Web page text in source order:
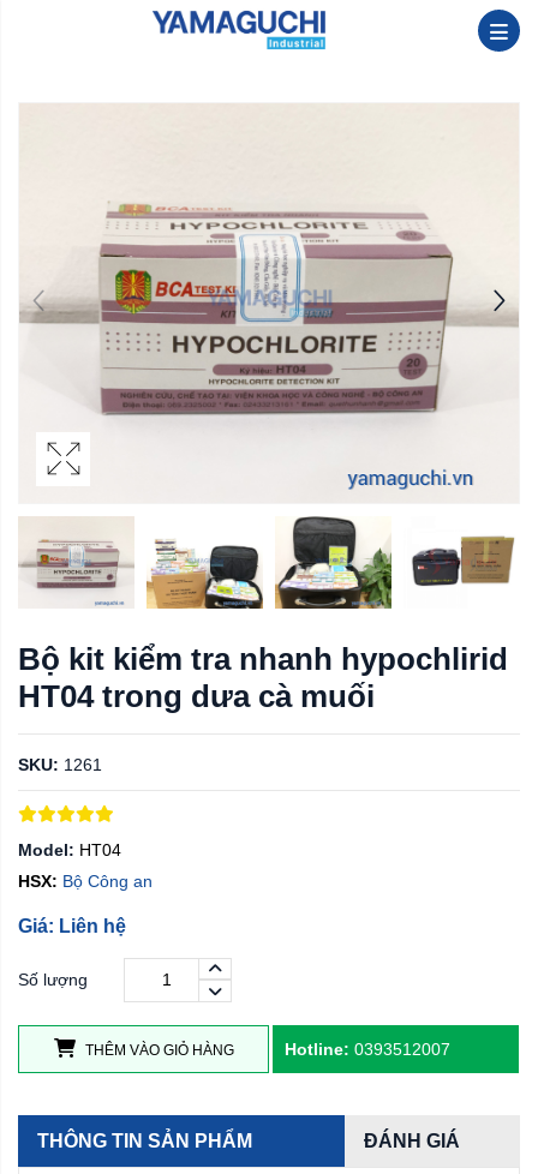
Bộ kit kiểm tra nhanh hypochlirid
HT04 trong dưa cà muối
SKU: 1261
Model: HT04
HSX: Bộ Công an
Giá: Liên hệ
Số lượng
THÊM VÀO GIỎ HÀNG Hotline: 0393512007
THÔNG TIN SẢN PHẨM ĐÁNH GIÁ